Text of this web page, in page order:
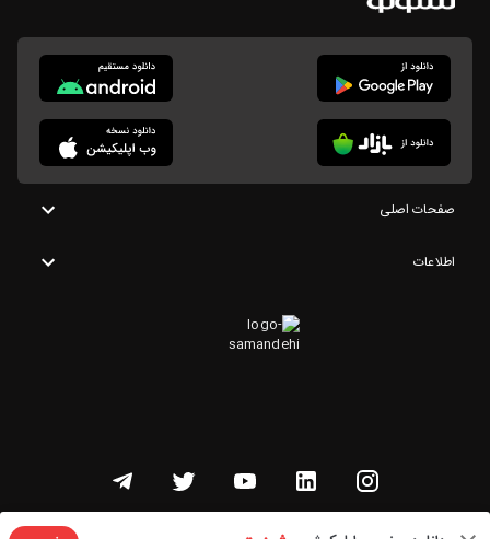
صفحات اصلی
اطلاعات
تمامی حقوق این وبسایت متعلق به شنوتو است